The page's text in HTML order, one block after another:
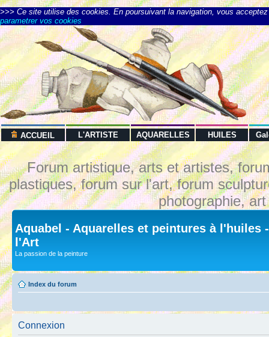
>>> Ce site utilise des cookies. En poursuivant la navigation, vous
parametrer vos cookies
ACCUEIL L'ARTISTE AQUARELLES HUILES
Forum artistique, arts et artistes,
plastiques, forum sur l'art, forum
photographie,
Aquabel - Aquarelles et peintures à l'huiles
l'Art
La passion de la peinture
Index du forum
Connexion